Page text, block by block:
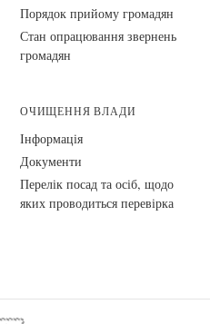
Порядок прийому громадян
Стан опрацювання звернень
громадян
ОЧИЩЕННЯ ВЛАДИ
Інформація
Документи
Перелік посад та осіб, щодо
яких проводиться перевірка